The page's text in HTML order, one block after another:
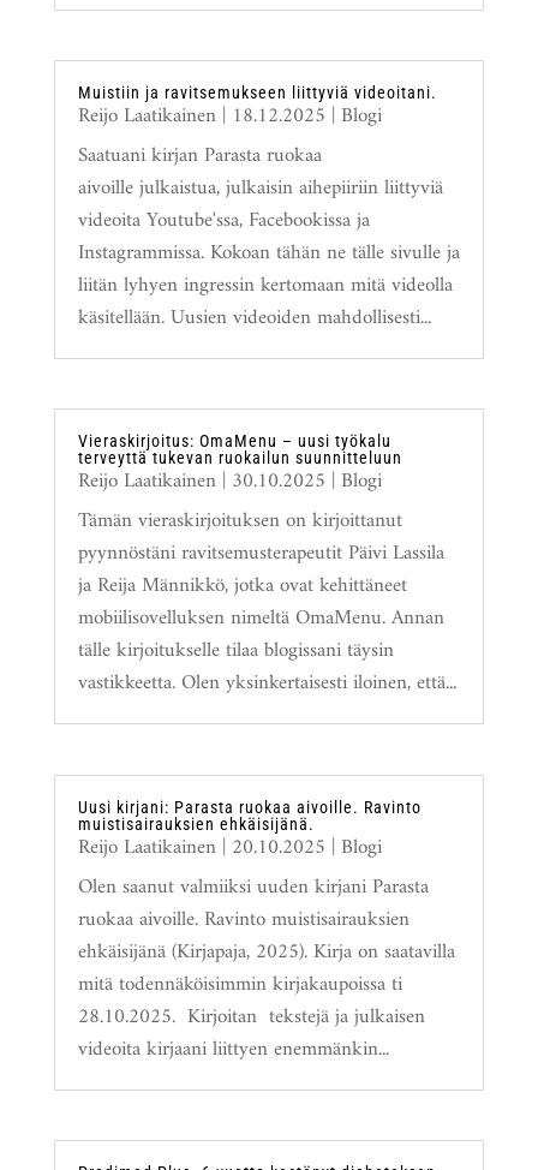
Muistiin ja ravitsemukseen liittyviä videoitani.
Reijo Laatikainen| 18.12.2025 | Blogi
Saatuani kirjan Parasta ruokaa
aivoille julkaistua, julkaisin aihepiiriin liittyviä
videoita Youtube'ssa, Facebookissa ja
Instagrammissa. Kokoan tähän ne tälle sivulle ja
liitän lyhyen ingressin kertomaan mitä videolla
käsitellään. Uusien videoiden mahdollisesti...
Vieraskirjoitus: OmaMenu – uusi työkalu
terveyttä tukevan ruokailun suunnitteluun
Reijo Laatikainen| 30.10.2025 | Blogi
Tämän vieraskirjoituksen on kirjoittanut
pyynnöstäni ravitsemusterapeutit Päivi Lassila
ja Reija Männikkö, jotka ovat kehittäneet
mobiilisovelluksen nimeltä OmaMenu. Annan
tälle kirjoitukselle tilaa blogissani täysin
vastikkeetta. Olen yksinkertaisesti iloinen, että...
Uusi kirjani: Parasta ruokaa aivoille. Ravinto
muistisairauksien ehkäisijänä.
Reijo Laatikainen| 20.10.2025 | Blogi
Olen saanut valmiiksi uuden kirjani Parasta
ruokaa aivoille. Ravinto muistisairauksien
ehkäisijänä (Kirjapaja, 2025). Kirja on saatavilla
mitä todennäköisimmin kirjakaupoissa ti
28.10.2025. Kirjoitan tekstejä ja julkaisen
videoita kirjaani liittyen enemmänkin...